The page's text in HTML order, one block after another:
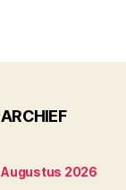
ARCHIEF
Augustus 2026